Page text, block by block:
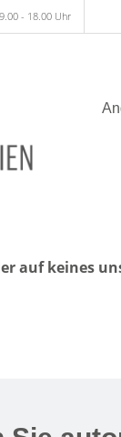
- 18.00 Uhr
auf keines